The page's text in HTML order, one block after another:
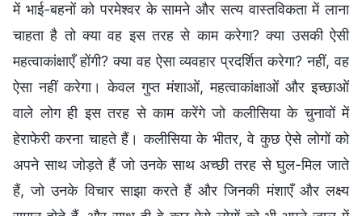
में भाई-बहनों को परमेश्वर के सामने और सत्य वास्तविकता में लाना
चाहता है तो क्या वह इस तरह से काम करेगा? क्या उसकी ऐसी
महत्वाकांक्षाएँ होंगी? क्या वह ऐसा व्यवहार प्रदर्शित करेगा? नहीं, वह
ऐसा नहीं करेगा। केवल गुप्त मंशाओं, महत्वाकांक्षाओं और इच्छाओं
वाले लोग ही इस तरह से काम करेंगे जो कलीसिया के चुनावों में
हेराफेरी करना चाहते हैं। कलीसिया के भीतर, वे कुछ ऐसे लोगों को
अपने साथ जोड़ते हैं जो उनके साथ अच्छी तरह से घुल-मिल जाते
हैं, जो उनके विचार साझा करते हैं और जिनकी मंशाएँ और लक्ष्य